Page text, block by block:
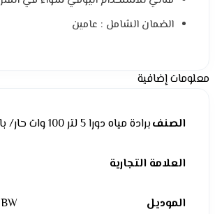
الضمان الشامل : عامين
معلومات إضافية
الصنفبرادة مياه دورا 5 لتر 100 وات حار/ بارد – أبيض
العلامة التجارية
الموديل